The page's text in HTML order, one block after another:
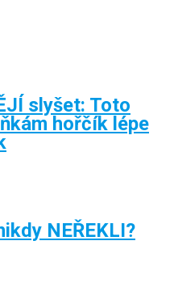
slyšet: Toto
hořčík lépe
NEŘEKLI?